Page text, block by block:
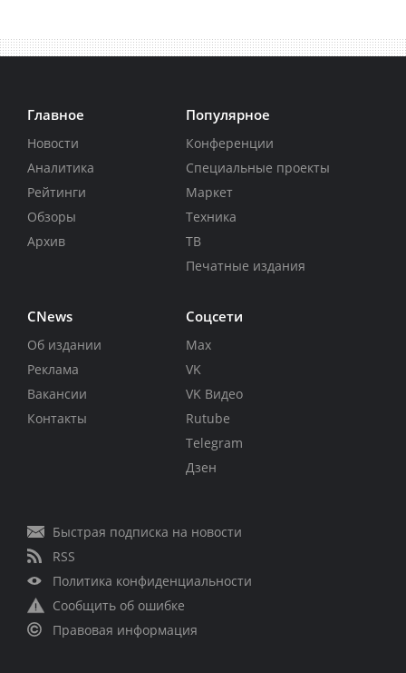
Главное
Новости
Аналитика
Рейтинги
Обзоры
Архив
Популярное
Конференции
Специальные проекты
Маркет
Техника
ТВ
Печатные издания
CNews
Об издании
Реклама
Вакансии
Контакты
Соцсети
Max
VK
VK Видео
Rutube
Telegram
Дзен
Быстрая подписка на новости
RSS
Политика конфиденциальности
Сообщить об ошибке
Правовая информация